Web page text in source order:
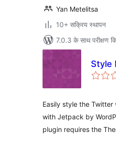
Yan Metelitsa
10+ सक्रिय स्थापन
7.0.3 के साथ परीक्षण
Style
Easily style the
with Jetpack by
plugin requires the